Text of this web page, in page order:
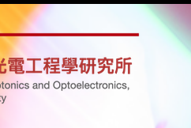
:::